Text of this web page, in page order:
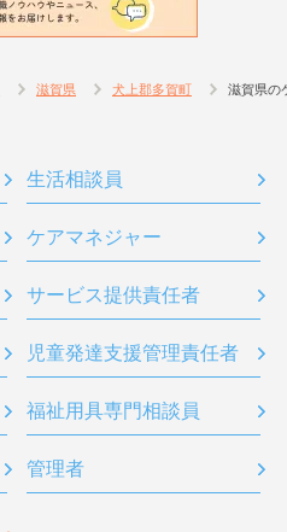
滋賀県 犬上郡多賀町 滋賀県の
生活相談員
ケアマネジャー
サービス提供責任者
児童発達支援管理責任者
福祉用具専門相談員
管理者